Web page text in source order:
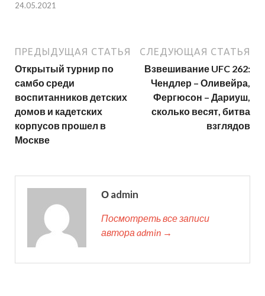
24.05.2021
ПРЕДЫДУЩАЯ СТАТЬЯ
Открытый турнир по
самбо среди
воспитанников детских
домов и кадетских
корпусов прошел в
Москве
СЛЕДУЮЩАЯ СТАТЬЯ
Взвешивание UFC 262:
Чендлер – Оливейра,
Фергюсон – Дариуш,
сколько весят, битва
взглядов
О admin
Посмотреть все записи
автора admin →